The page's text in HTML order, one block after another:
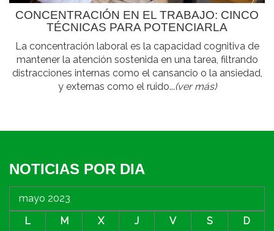
CONCENTRACIÓN EN EL TRABAJO: CINCO
TÉCNICAS PARA POTENCIARLA
La concentración laboral es la capacidad cognitiva de
mantener la atención sostenida en una tarea, filtrando
distracciones internas como el cansancio o la ansiedad,
y externas como el ruido...(ver más)
NOTICIAS POR DIA
mayo 2023
L
M X J V S
D